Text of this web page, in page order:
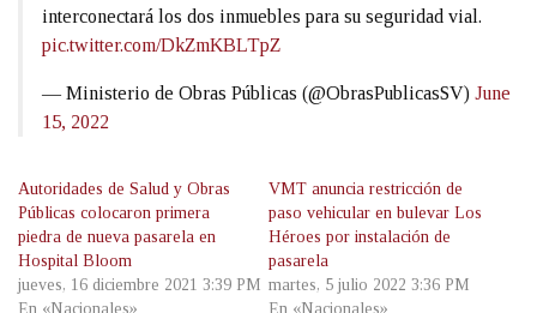
interconectará los dos inmuebles para su seguridad vial.
pic.twitter.com/DkZmKBLTpZ
— Ministerio de Obras Públicas (@ObrasPublicasSV) June
15, 2022
Autoridades de Salud y Obras
Públicas colocaron primera
piedra de nueva pasarela en
Hospital Bloom
jueves, 16 diciembre 2021 3:39 PM
En «Nacionales»
VMT anuncia restricción de
paso vehicular en bulevar Los
Héroes por instalación de
pasarela
martes, 5 julio 2022 3:36 PM
En «Nacionales»